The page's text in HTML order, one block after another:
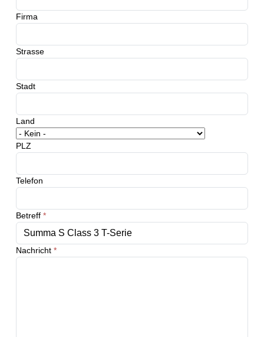
Firma
Strasse
Stadt
Land
PLZ
Telefon
Betreff *
Nachricht *